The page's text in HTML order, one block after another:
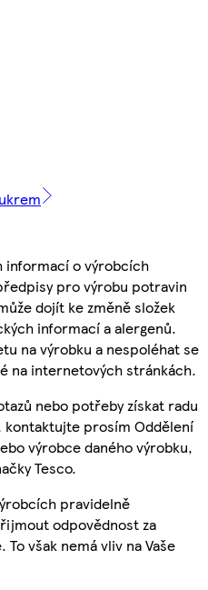
informací o výrobcích
pro výrobu potravin
dojít ke změně složek
informací a alergenů.
na výrobku a nespoléhat se
na internetových stránkách.
nebo potřeby získat radu
kontaktujte prosím Oddělení
výrobce daného výrobku,
Tesco.
pravidelně
odpovědnost za
však nemá vliv na Vaše